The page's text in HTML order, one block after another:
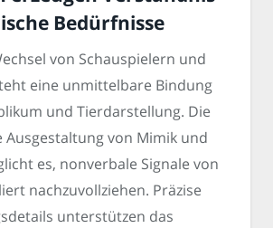
Bedürfnisse
von Schauspielern und
eine unmittelbare Bindung
und Tierdarstellung. Die
von Mimik und
es, nonverbale Signale von
nachzuvollziehen. Präzise
unterstützen das